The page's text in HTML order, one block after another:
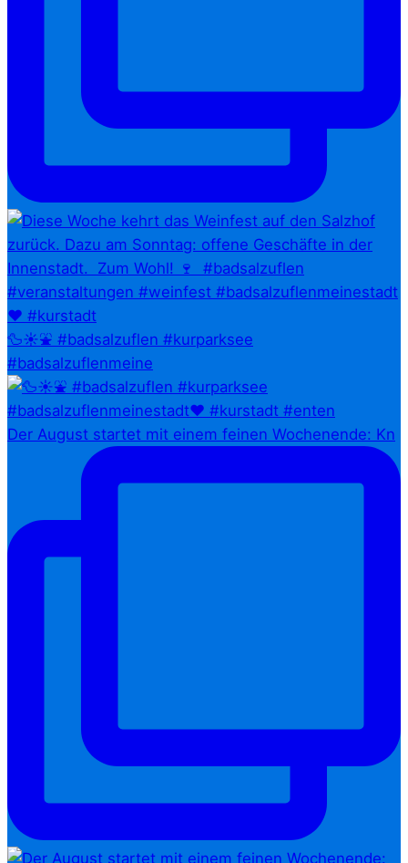
🦆☀️⛲ #badsalzuflen #kurparksee
#badsalzuflenmeine
Der August startet mit einem feinen Wochenende: Kn